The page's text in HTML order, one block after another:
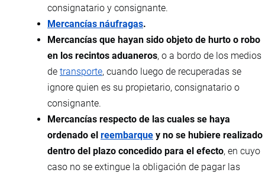
consignatario y consignante.
Mercancías náufragas.
Mercancías que hayan sido objeto de hurto o robo
en los recintos aduaneros, o a bordo de los medios
de transporte, cuando luego de recuperadas se
ignore quien es su propietario, consignatario o
consignante.
Mercancías respecto de las cuales se haya
ordenado el reembarque y no se hubiere realizado
dentro del plazo concedido para el efecto, en cuyo
caso no se extingue la obligación de pagar las